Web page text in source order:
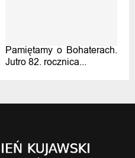
Pamiętamy o Bohaterach.
Jutro 82. rocznica...